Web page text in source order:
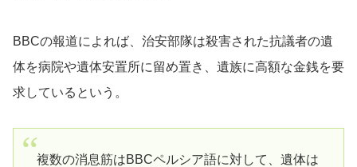
BBCの報道によれば、治安部隊は殺害された抗議者の遺
体を病院や遺体安置所に留め置き、遺族に高額な金銭を要
求しているという。
複数の消息筋はBBCペルシア語に対して、遺体は